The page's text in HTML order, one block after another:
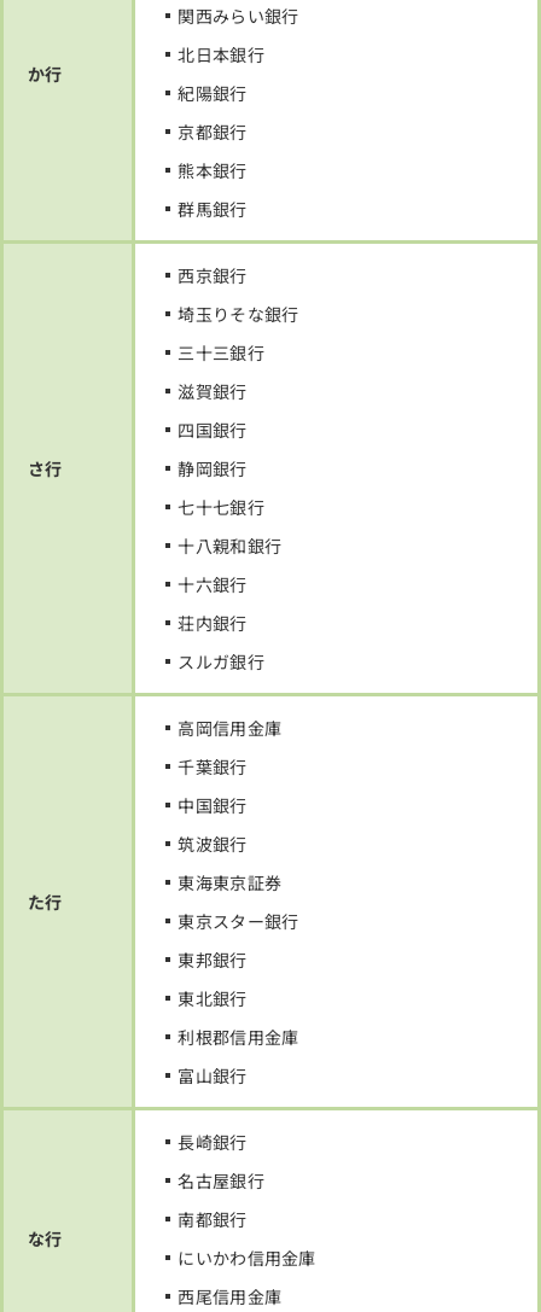
か行
関西みらい銀行
北日本銀行
紀陽銀行
京都銀行
熊本銀行
群馬銀行
さ行
西京銀行
埼玉りそな銀行
三十三銀行
滋賀銀行
四国銀行
静岡銀行
七十七銀行
十八親和銀行
十六銀行
荘内銀行
スルガ銀行
た行
高岡信用金庫
千葉銀行
中国銀行
筑波銀行
東海東京証券
東京スター銀行
東邦銀行
東北銀行
利根郡信用金庫
富山銀行
な行
長崎銀行
名古屋銀行
南都銀行
にいかわ信用金庫
西尾信用金庫